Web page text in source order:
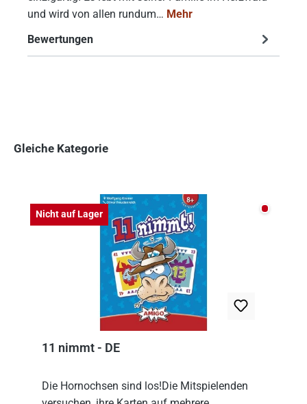
und wird von allen rundum… Mehr
Bewertungen
Gleiche Kategorie
Nicht auf Lager Nicht
11 nimmt - DE
Die Hornochsen sind los!Die Mitspielenden